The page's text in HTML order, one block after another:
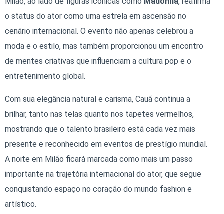
o status do ator como uma estrela em ascensão no
cenário internacional. O evento não apenas celebrou a
moda e o estilo, mas também proporcionou um encontro
de mentes criativas que influenciam a cultura pop e o
entretenimento global.
Com sua elegância natural e carisma, Cauã continua a
brilhar, tanto nas telas quanto nos tapetes vermelhos,
mostrando que o talento brasileiro está cada vez mais
presente e reconhecido em eventos de prestígio mundial.
A noite em Milão ficará marcada como mais um passo
importante na trajetória internacional do ator, que segue
conquistando espaço no coração do mundo fashion e
artístico.